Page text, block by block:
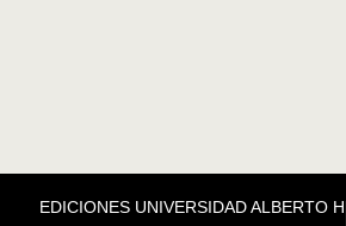
EDICIONES UNIVERSIDAD ALBERTO